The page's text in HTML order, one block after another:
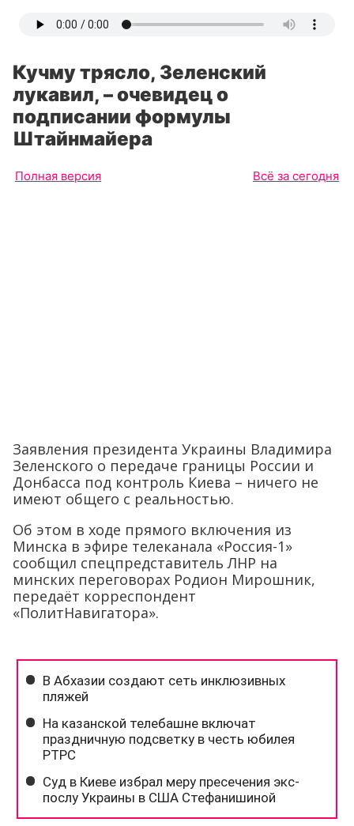
Кучму трясло, Зеленский
лукавил, – очевидец о
подписании формулы
Штайнмайера
Полная версия Всё за сегодня
Заявления президента Украины Владимира
Зеленского о передаче границы России и
Донбасса под контроль Киева – ничего не
имеют общего с реальностью.
Об этом в ходе прямого включения из
Минска в эфире телеканала «Россия-1»
сообщил спецпредставитель ЛНР на
минских переговорах Родион Мирошник,
передаёт корреспондент
«ПолитНавигатора».